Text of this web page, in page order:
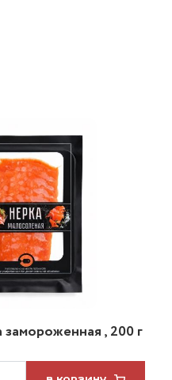
замороженная , 200 г